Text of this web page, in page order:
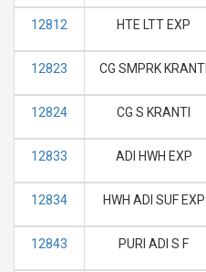
12812 HTE LTT EXP
12823 CG SMPRK KRANTI
12824 CG S KRANTI
12833 ADI HWH EXP
12834 HWH ADI SUF EXP
12843 PURI ADI S F